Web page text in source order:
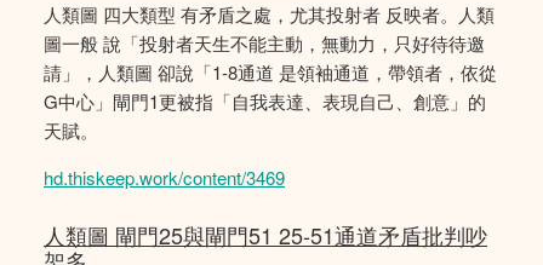
人類圖 四大類型 有矛盾之處，尤其投射者 反映者。人類
圖一般 說「投射者天生不能主動，無動力，只好待待邀
請」，人類圖 卻說「1-8通道 是領袖通道，帶領者，依從
G中心」閘門1更被指「自我表達、表現自己、創意」的
天賦。
hd.thiskeep.work/content/3469
人類圖 閘門25與閘門51 25-51通道矛盾批判吵